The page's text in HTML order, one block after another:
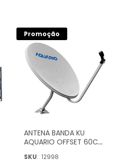
Promoção
ANTENA BANDA KU
AQUARIO OFFSET 60CM
SKU.: 12998